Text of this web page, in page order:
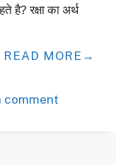
है? रक्षा का अर्थ
READ MORE
comment